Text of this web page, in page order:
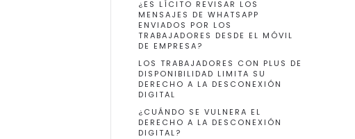
¿ES LÍCITO REVISAR LOS
MENSAJES DE WHATSAPP
ENVIADOS POR LOS
TRABAJADORES DESDE EL MÓVIL
DE EMPRESA?
LOS TRABAJADORES CON PLUS DE
DISPONIBILIDAD LIMITA SU
DERECHO A LA DESCONEXIÓN
DIGITAL
¿CUÁNDO SE VULNERA EL
DERECHO A LA DESCONEXIÓN
DIGITAL?